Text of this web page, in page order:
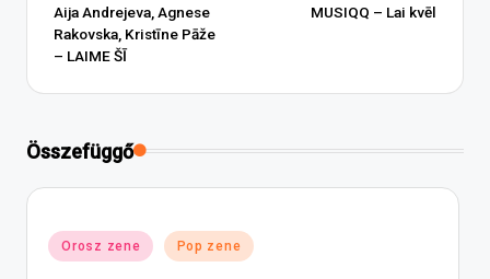
navigation
Aija Andrejeva, Agnese
Rakovska, Kristīne Pāže
– LAIME ŠĪ
MUSIQQ – Lai kvēl
Összefüggő
Posted
in
Orosz zene Pop zene